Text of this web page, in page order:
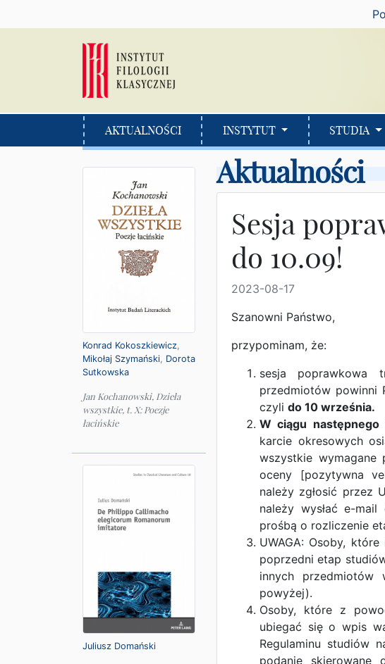
AKTUALNOŚCI INSTYTUT STUDIA
Konrad Kokoszkiewicz,
Mikołaj Szymański, Dorota
Sutkowska
Jan Kochanowski, Dzieła
wszystkie, t. X: Poezje
łacińskie
Juliusz Domański
Aktualności
Sesja
do 10.09!
2023-08-17
Szanowni Państwo,
przypominam, że:
sesja
przedmiotów powinni
czyli do 10 września.
W ciągu następnego
karcie okresowych
wszystkie
oceny [pozytywna
należy zgłosić przez
należy wysłać e-
prośbą o rozliczenie
UWAGA: Osoby,
poprzedni etap
innych
powyżej).
Osoby, które z
ubiegać się o wpis
Regulaminu studiów
podanie